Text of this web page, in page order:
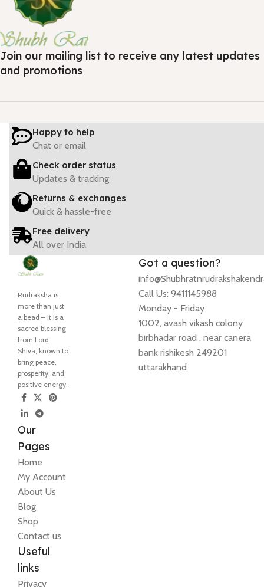
Join our mailing list to receive any latest updates
and promotions
Happy to help
Chat or email
Check order status
Updates & tracking
Returns & exchanges
Quick & hassle-free
Free delivery
All over India
Rudraksha is
more than just
a bead – it is a
sacred blessing
from Lord
Shiva, known to
bring peace,
prosperity, and
positive energy.
Our
Pages
Home
My Account
About Us
Blog
Shop
Contact us
Useful
links
Privacy
Got a question?
Call Us: 9411145988
Monday - Friday
1002, avash vikash colony
birbhadar road , near canera
bank rishikesh 249201
uttarakhand